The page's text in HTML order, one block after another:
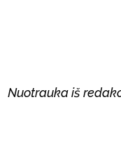
Nuotrauka iš